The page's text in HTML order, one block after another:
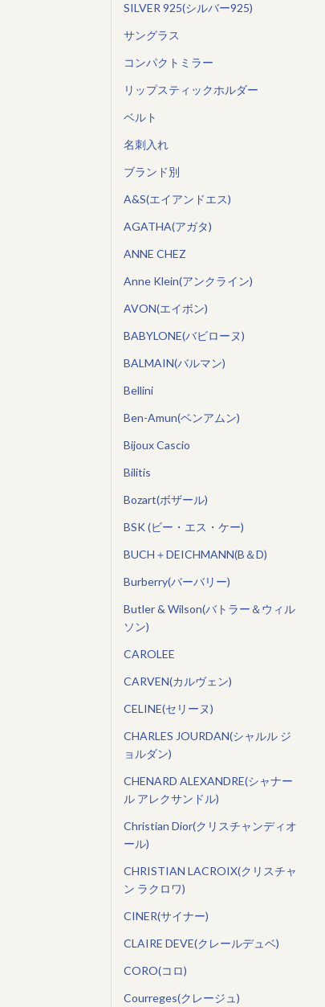
SILVER 925(シルバー925)
サングラス
コンパクトミラー
リップスティックホルダー
ベルト
名刺入れ
ブランド別
A&S(エイアンドエス)
AGATHA(アガタ)
ANNE CHEZ
Anne Klein(アンクライン)
AVON(エイボン)
BABYLONE(バビローヌ)
BALMAIN(バルマン)
Bellini
Ben-Amun(ベンアムン)
Bijoux Cascio
Bilitis
Bozart(ボザール)
BSK (ビー・エス・ケー)
BUCH＋DEICHMANN(B＆D)
Burberry(バーバリー)
Butler & Wilson(バトラー＆ウィル
ソン)
CAROLEE
CARVEN(カルヴェン)
CELINE(セリーヌ)
CHARLES JOURDAN(シャルル ジ
ョルダン)
CHENARD ALEXANDRE(シャナー
ル アレクサンドル)
Christian Dior(クリスチャンディオ
ール)
CHRISTIAN LACROIX(クリスチャ
ン ラクロワ)
CINER(サイナー)
CLAIRE DEVE(クレールデュベ)
CORO(コロ)
Courreges(クレージュ)